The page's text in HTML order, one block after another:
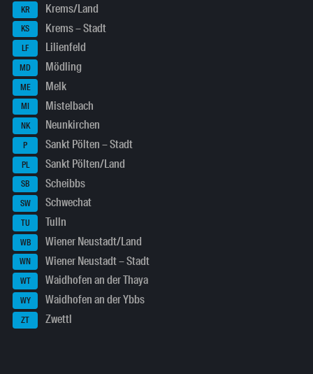
KR Krems/Land
KS Krems – Stadt
LF Lilienfeld
MD Mödling
ME Melk
MI Mistelbach
NK Neunkirchen
P Sankt Pölten – Stadt
PL Sankt Pölten/Land
SB Scheibbs
SW Schwechat
TU Tulln
WB Wiener Neustadt/Land
WN Wiener Neustadt – Stadt
WT Waidhofen an der Thaya
WY Waidhofen an der Ybbs
ZT Zwettl